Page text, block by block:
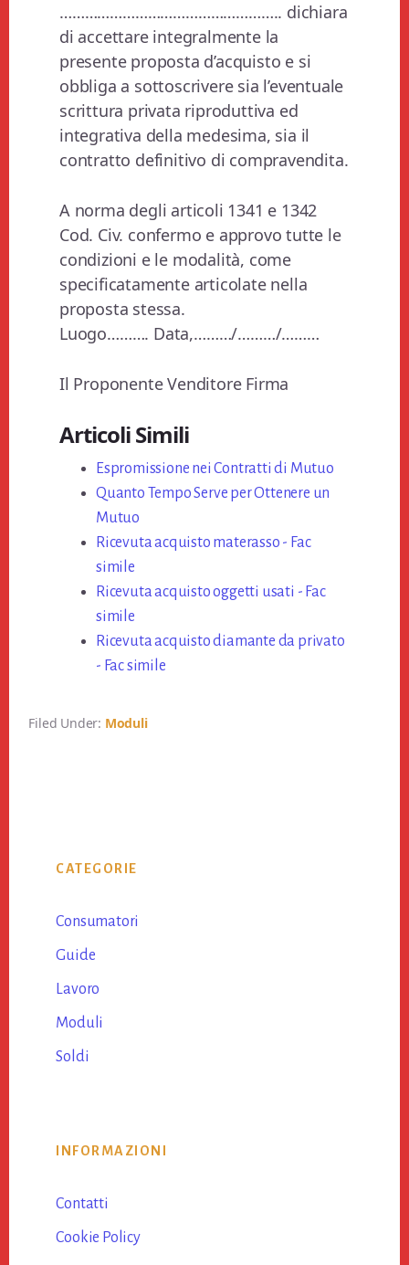
…………………………………………….. dichiara
di accettare integralmente la
presente proposta d’acquisto e si
obbliga a sottoscrivere sia l’eventuale
scrittura privata riproduttiva ed
integrativa della medesima, sia il
contratto definitivo di compravendita.
A norma degli articoli 1341 e 1342
Cod. Civ. confermo e approvo tutte le
condizioni e le modalità, come
specificatamente articolate nella
proposta stessa.
Luogo………. Data,………/………/………
Il Proponente Venditore Firma
Articoli Simili
Espromissione nei Contratti di Mutuo
Quanto Tempo Serve per Ottenere un
Mutuo
Ricevuta acquisto materasso​​ - Fac
simile
Ricevuta acquisto oggetti usati​​ - Fac
simile
Ricevuta acquisto diamante da privato​​
- Fac simile
Filed Under: Moduli
Sidebar
CATEGORIE
Consumatori
Guide
Lavoro
Moduli
Soldi
INFORMAZIONI
Contatti
Cookie Policy